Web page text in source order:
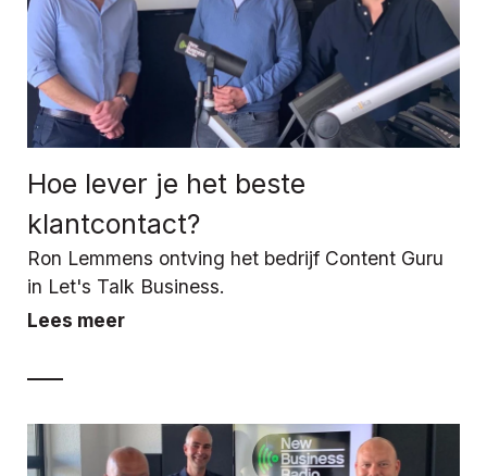
Hoe lever je het beste
klantcontact?
Ron Lemmens ontving het bedrijf Content Guru
in Let's Talk Business.
Lees meer